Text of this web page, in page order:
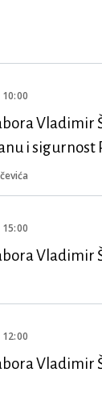
Vladimir
i
Vladimir
Vladimir